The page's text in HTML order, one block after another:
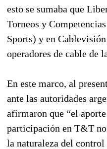
esto se sumaba que
Torneos y
Sports) y en
operadores de cable de
En este marco, al
ante las autoridades
afirmaron que “el aporte
participación en T&T
la naturaleza del control